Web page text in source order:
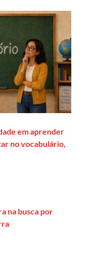
em aprender
no vocabulário,
na busca por